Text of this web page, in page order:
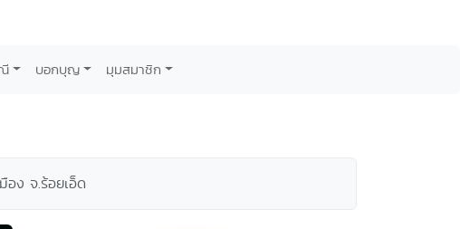
บอกบุญ มุมสมาชิก
อง จ.ร้อยเอ็ด